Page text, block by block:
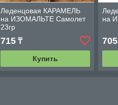
Леденцовая КАРАМЕЛЬ
на ИЗОМАЛЬТЕ Самолет
23гр
715₸
Купить
на
705